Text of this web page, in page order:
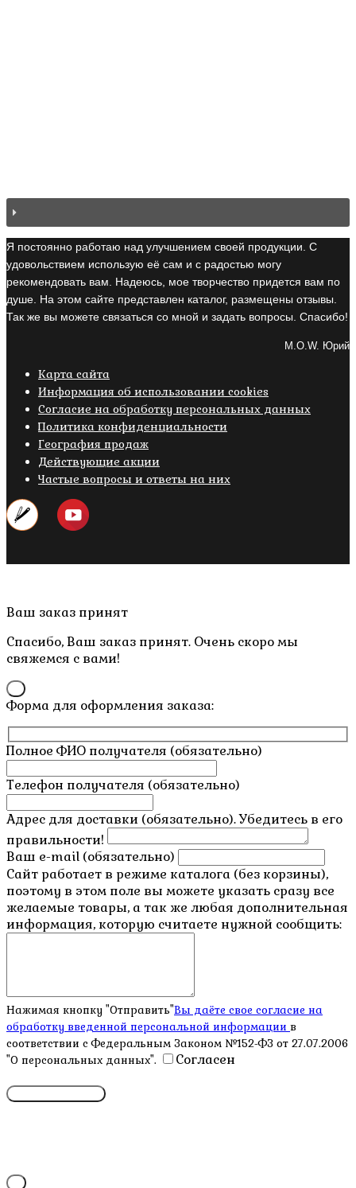
Я постоянно работаю над улучшением своей продукции. С
удовольствием использую её сам и с радостью могу
рекомендовать вам. Надеюсь, мое творчество придется вам по
душе. На этом сайте представлен каталог, размещены отзывы.
Так же вы можете связаться со мной и задать вопросы. Спасибо!
M.O.W. Юрий
Карта сайта
Информация об использовании cookies
Cогласие на обработку персональных данных
Политика конфиденциальности
География продаж
Действующие акции
Частые вопросы и ответы на них
Пролистать
Ваш заказ принят
Спасибо, Ваш заказ принят. Очень скоро мы
свяжемся с вами!
Форма для оформления заказа:
Полное ФИО получателя (обязательно)
Телефон получателя (обязательно)
Адрес для доставки (обязательно). Убедитесь в его
правильности!
Ваш e-mail (обязательно)
Сайт работает в режиме каталога (без корзины),
поэтому в этом поле вы можете указать сразу все
желаемые товары, а так же любая дополнительная
информация, которую считаете нужной сообщить:
Нажимая кнопку "Отправить"Вы даёте свое согласие на
обработку введенной персональной информации в
соответствии с Федеральным Законом №152-ФЗ от 27.07.2006
"О персональных данных".
Согласен